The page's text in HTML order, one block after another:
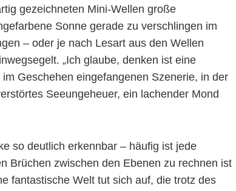
gezeichneten Mini-Wellen große
Sonne gerade zu verschlingen im
– oder je nach Lesart aus den Wellen
„Ich glaube, denken ist eine
Geschehen eingefangenen Szenerie, in der
Seeungeheuer, ein lachender Mond
so deutlich erkennbar – häufig ist jede
Brüchen zwischen den Ebenen zu rechnen ist
fantastische Welt tut sich auf, die trotz des